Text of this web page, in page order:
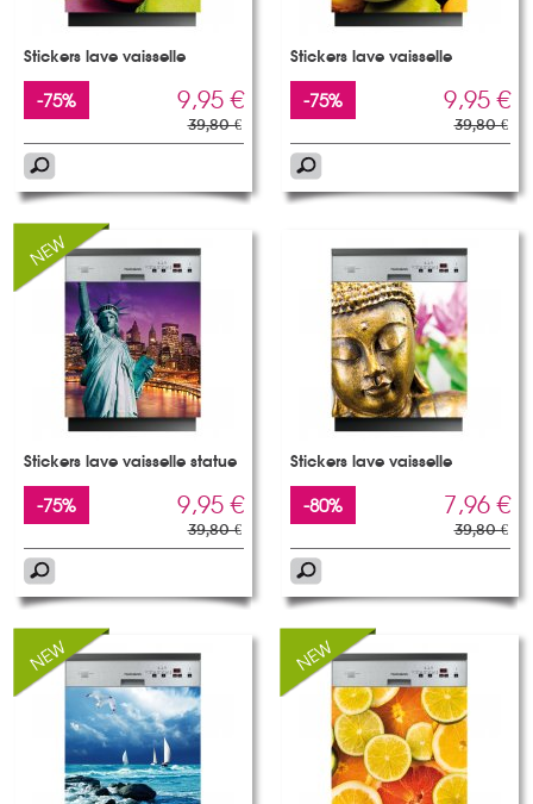
Stickers lave vaisselle
-75% 9,95 €
39,80 €
Stickers lave vaisselle
-75% 9,95 €
39,80 €
Stickers lave vaisselle statue
-75% 9,95 €
39,80 €
Stickers lave vaisselle
-80% 7,96 €
39,80 €